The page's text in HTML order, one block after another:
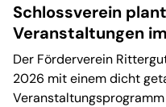
Schlossverein
Veranstaltungen
Der Förderverein
2026 mit einem dicht